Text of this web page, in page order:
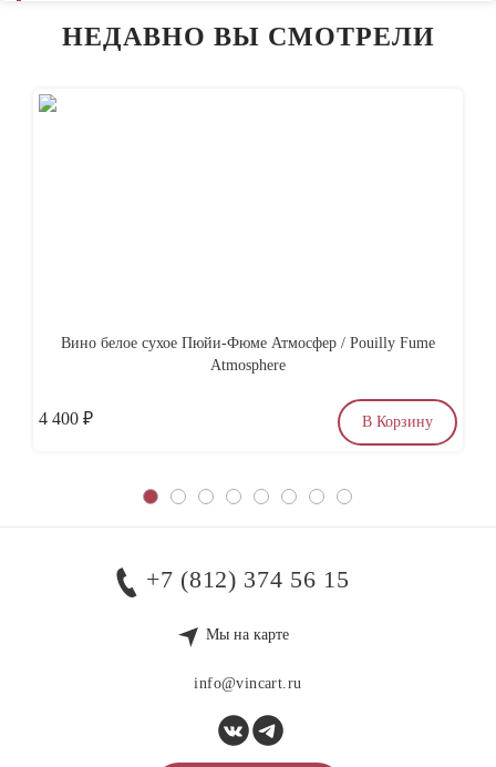
НЕДАВНО ВЫ СМОТРЕЛИ
Вино белое сухое Пюйи-Фюме Атмосфер / Pouilly Fume
Atmosphere
4 400 ₽ В Корзину
+7 (812) 374 56 15
Мы на карте
info@vincart.ru